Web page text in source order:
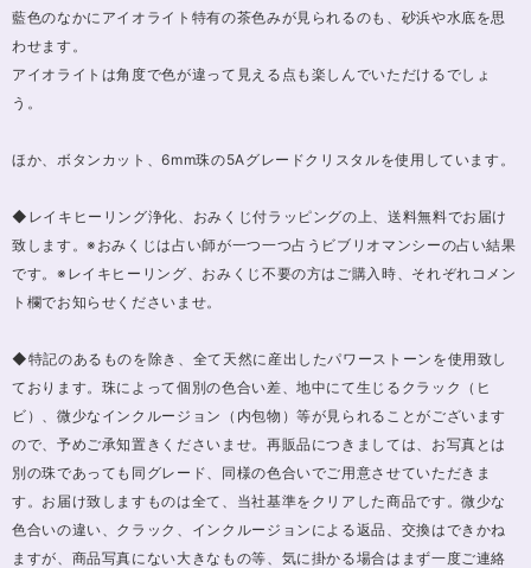
藍色のなかにアイオライト特有の茶色みが見られるのも、砂浜や水底を思
わせます。
アイオライトは角度で色が違って見える点も楽しんでいただけるでしょ
う。
ほか、ボタンカット、6mm珠の5Aグレードクリスタルを使用しています。
◆レイキヒーリング浄化、おみくじ付ラッピングの上、送料無料でお届け
致します。※おみくじは占い師が一つ一つ占うビブリオマンシーの占い結果
です。※レイキヒーリング、おみくじ不要の方はご購入時、それぞれコメン
ト欄でお知らせくださいませ。
◆特記のあるものを除き、全て天然に産出したパワーストーンを使用致し
ております。珠によって個別の色合い差、地中にて生じるクラック（ヒ
ビ）、微少なインクルージョン（内包物）等が見られることがございます
ので、予めご承知置きくださいませ。再販品につきましては、お写真とは
別の珠であっても同グレード、同様の色合いでご用意させていただきま
す。お届け致しますものは全て、当社基準をクリアした商品です。微少な
色合いの違い、クラック、インクルージョンによる返品、交換はできかね
ますが、商品写真にない大きなもの等、気に掛かる場合はまず一度ご連絡